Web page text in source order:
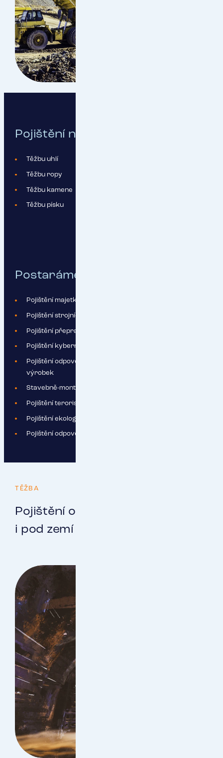
Pojištění na míru sestavíme pro:
Těžbu uhlí
Těžbu ropy
Těžbu kamene
Těžbu písku
Postaráme se o:
Pojištění majetku, včetně přerušení provozu
Pojištění strojních a elektronických rizik
Pojištění přepravy
Pojištění kybernetických rizik
Pojištění odpovědnosti, včetně odpovědnosti za vadný
výrobek
Stavebně-montážní pojištění
Pojištění terorismu
Pojištění ekologické újmy
Pojištění odpovědnosti v důsledku závažné havárie
TĚŽBA
Pojištění od RESPECT vás podrží
i pod zemí